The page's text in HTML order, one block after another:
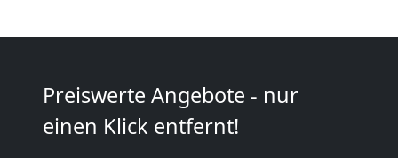
Preiswerte Angebote - nur
einen Klick entfernt!
Umzug
Mann